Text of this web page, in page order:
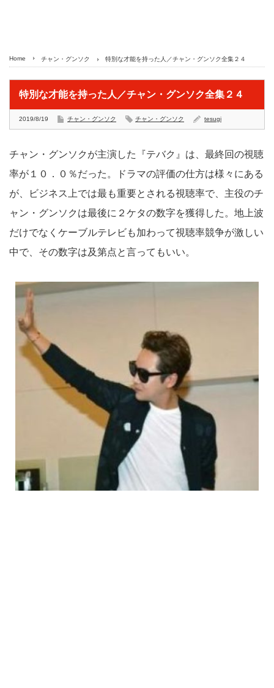
Home チャン・グンソク 特別な才能を持った人／チャン・グンソク全集２４
特別な才能を持った人／チャン・グンソク全集２４
2019/8/19 チャン・グンソク チャン・グンソク tesugi
チャン・グンソクが主演した『テバク』は、最終回の視聴
率が１０．０％だった。ドラマの評価の仕方は様々にある
が、ビジネス上では最も重要とされる視聴率で、主役のチ
ャン・グンソクは最後に２ケタの数字を獲得した。地上波
だけでなくケーブルテレビも加わって視聴率競争が激しい
中で、その数字は及第点と言ってもいい。